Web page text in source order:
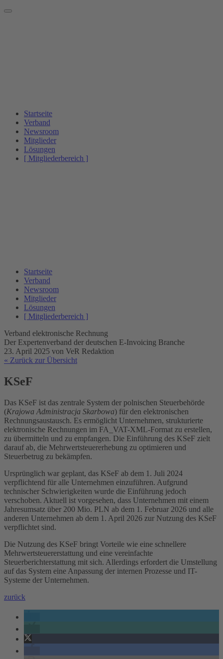
Startseite
Verband
Newsroom
Mitglieder
Lösungen
[ Mitgliederbereich ]
Startseite
Verband
Newsroom
Mitglieder
Lösungen
[ Mitgliederbereich ]
Verband elektronische Rechnung
Der Expertenverband der deutschen E-Invoicing Branche
23. April 2025 von VeR Redaktion
« Zurück zur Übersicht
KSeF
Das KSeF ist das zentrale System der polnischen Steuerbehörde
(Krajowa Administracja Skarbowa) für den elektronischen
Rechnungsaustausch. Es ermöglicht Unternehmen, strukturierte
elektronische Rechnungen im FA_VAT-XML-Format zu erstellen,
zu übermitteln und zu empfangen. Die Einführung des KSeF zielt
darauf ab, die Mehrwertsteuererhebung zu optimieren und
Steuerbetrug zu bekämpfen.
Ursprünglich war geplant, das KSeF ab dem 1. Juli 2024
verpflichtend für alle Unternehmen einzuführen. Aufgrund
technischer Schwierigkeiten wurde die Einführung jedoch
verschoben. Aktuell ist vorgesehen, dass Unternehmen mit einem
Jahresumsatz über 200 Mio. PLN ab dem 1. Februar 2026 und alle
anderen Unternehmen ab dem 1. April 2026 zur Nutzung des KSeF
verpflichtet sind.
Die Nutzung des KSeF bringt Vorteile wie eine schnellere
Mehrwertsteuererstattung und eine vereinfachte
Steuerberichterstattung mit sich. Allerdings erfordert die Umstellung
auf das System eine Anpassung der internen Prozesse und IT-
Systeme der Unternehmen.
zurück